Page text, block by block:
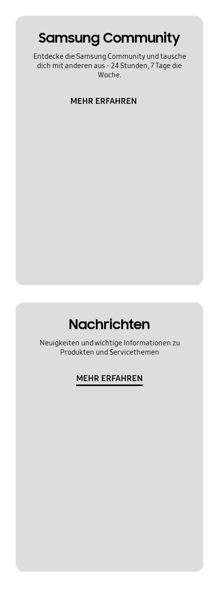
Samsung Community
Entdecke die Samsung Community und tausche
dich mit anderen aus - 24 Stunden, 7 Tage die
Woche.
MEHR ERFAHREN
Nachrichten
Neuigkeiten und wichtige Informationen zu
Produkten und Servicethemen
MEHR ERFAHREN